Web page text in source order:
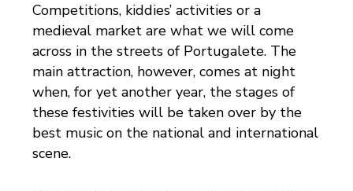
Competitions, kiddies’ activities or a
medieval market are what we will come
across in the streets of Portugalete. The
main attraction, however, comes at night
when, for yet another year, the stages of
these festivities will be taken over by the
best music on the national and international
scene.